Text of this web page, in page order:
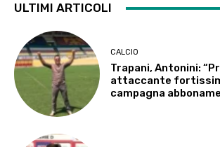
ULTIMI ARTICOLI
CALCIO
Trapani, Antonini:
attaccante
campagna